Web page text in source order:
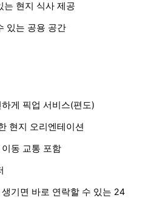
는 현지 식사 제공
있는 공용 공간
게 픽업 서비스(편도)
현지 오리엔테이션
동 교통 포함
기면 바로 연락할 수 있는 24